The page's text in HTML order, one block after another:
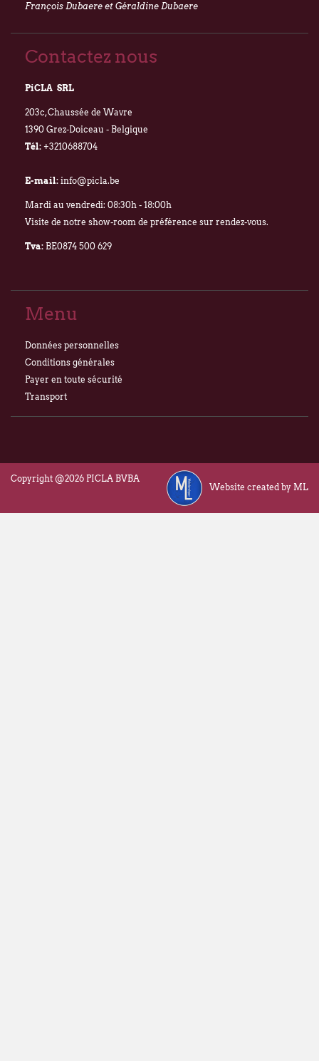
François Dubaere et Géraldine Dubaere
Contactez nous
PiCLA SRL
203c, Chaussée de Wavre
1390 Grez-Doiceau - Belgique
Tél: +3210688704
E-mail: info@picla.be
Mardi au vendredi: 08:30h - 18:00h
Visite de notre show-room de préférence sur rendez-vous.
Tva: BE0874 500 629
Menu
Données personnelles
Conditions générales
Payer en toute sécurité
Transport
Copyright @2026 PICLA BVBA
Website created by ML